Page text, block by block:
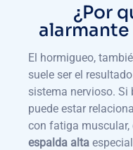
¿Por
El hormigueo,
suele ser el
sistema nervioso. Si
puede estar
con fatiga muscular,
espalda alta